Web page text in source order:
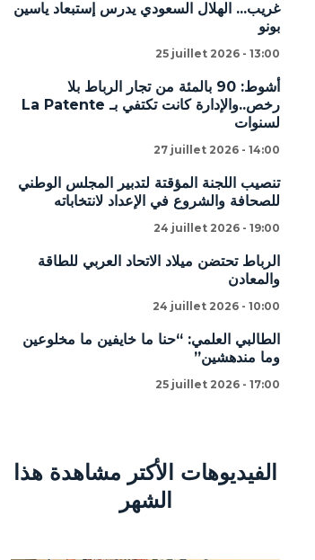
غريب... الهلال السعودي يدرس إستبعاد ياسين
بونو
25 juillet 2026 - 13:00
أشوط: 90 بالمئة من تجار الرباط بلا
رخص..والإدارة كانت تكتفي بـ La Patente
لسنوات
27 juillet 2026 - 14:00
تنصيب اللجنة المؤقتة لتدبير المجلس الوطني
للصحافة والشروع في الإعداد لانتخاباته
24 juillet 2026 - 19:00
الرباط تحتضن ميلاد الاتحاد العربي للطاقة
والمعادن
24 juillet 2026 - 10:00
الطالبي العلمي: “حنا ما خايفين ما مخلوعين
وما مندهشين”
25 juillet 2026 - 17:00
الفيديوهات الأكتر مشاهدة هذا
الشهر